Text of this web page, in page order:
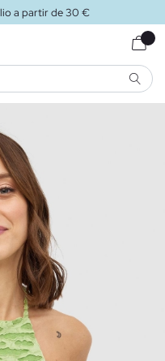
a partir de 30 €